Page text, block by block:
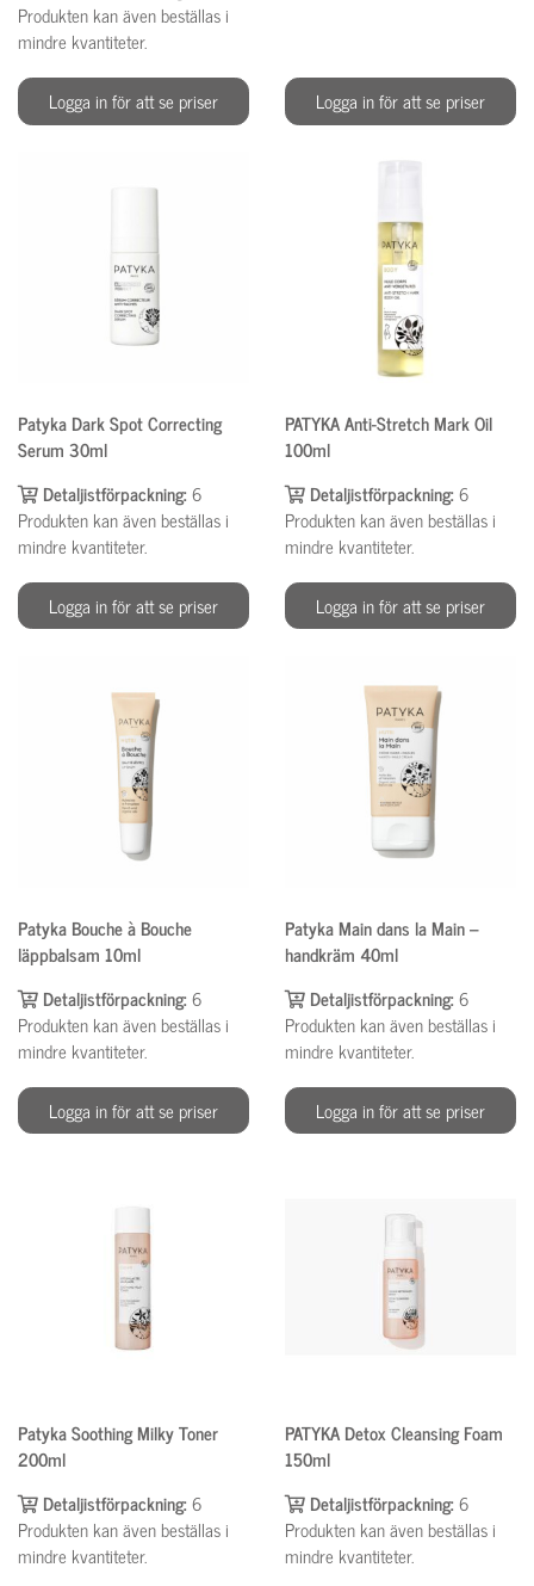
Produkten kan även beställas i
mindre kvantiteter.
Logga in för att se priser
Logga in för att se priser
Patyka Dark Spot Correcting
Serum 30ml
Detaljistförpackning:6
Produkten kan även beställas i
mindre kvantiteter.
Logga in för att se priser
PATYKA Anti-Stretch Mark Oil
100ml
Detaljistförpackning:6
Produkten kan även beställas i
mindre kvantiteter.
Logga in för att se priser
Patyka Bouche à Bouche
läppbalsam 10ml
Detaljistförpackning:6
Produkten kan även beställas i
mindre kvantiteter.
Logga in för att se priser
Patyka Main dans la Main –
handkräm 40ml
Detaljistförpackning:6
Produkten kan även beställas i
mindre kvantiteter.
Logga in för att se priser
Patyka Soothing Milky Toner
200ml
Detaljistförpackning:6
Produkten kan även beställas i
mindre kvantiteter.
PATYKA Detox Cleansing Foam
150ml
Detaljistförpackning:6
Produkten kan även beställas i
mindre kvantiteter.